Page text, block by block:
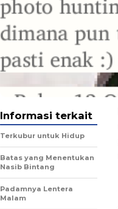
Informasi terkait
Terkubur untuk Hidup
Batas yang Menentukan
Nasib Bintang
Padamnya Lentera
Malam